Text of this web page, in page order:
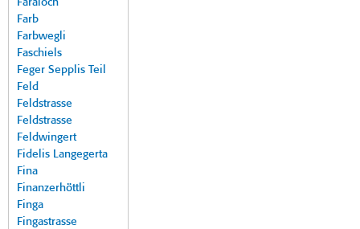
Faraloch
Farb
Farbwegli
Faschiels
Feger Sepplis Teil
Feld
Feldstrasse
Feldstrasse
Feldwingert
Fidelis Langegerta
Fina
Finanzerhöttli
Finga
Fingastrasse